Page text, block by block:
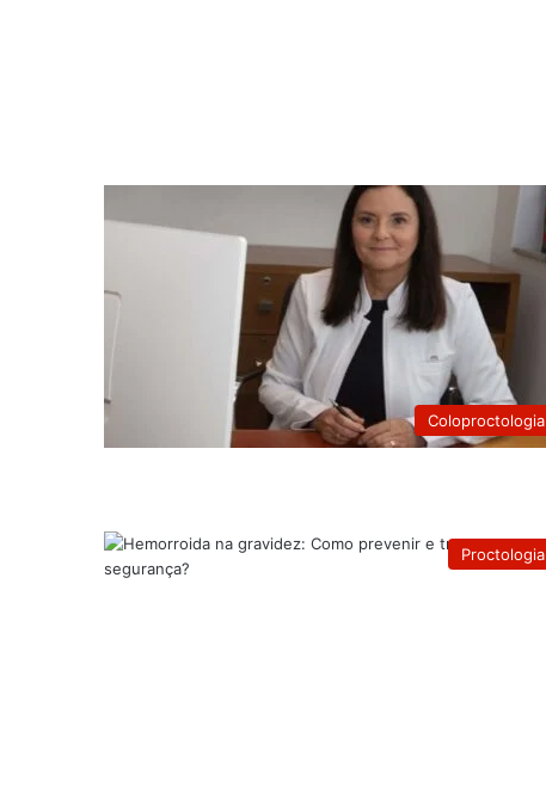
Coloproctologia
Proctologia